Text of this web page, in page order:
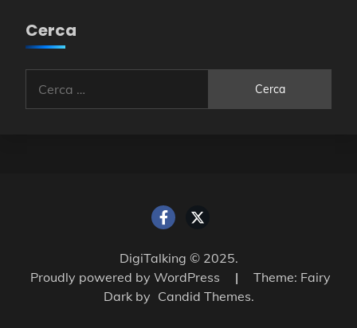
Cerca
per:
DigiTalking © 2025.
Proudly powered by WordPress
|
Theme: Fairy
Dark by Candid Themes.